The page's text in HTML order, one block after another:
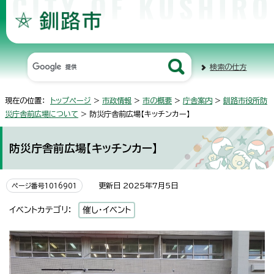
検索の仕方
現在の位置： トップページ > 市政情報 > 市の概要 > 庁舎案内 > 釧路市役所防
災庁舎前広場について > 防災庁舎前広場【キッチンカー】
防災庁舎前広場【キッチンカー】
ページ番号1016901 更新日 2025年7月5日
イベントカテゴリ： 催し・イベント